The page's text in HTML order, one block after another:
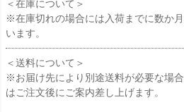
＜在庫について＞
※在庫切れの場合には入荷までに数か
います。
＜送料について＞
※お届け先により別途送料が必要な場
はご注文後にご案内差し上げます。